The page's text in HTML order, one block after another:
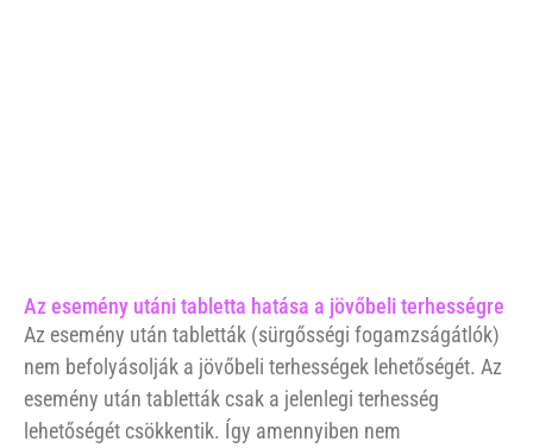
Az esemény utáni tabletta hatása a jövőbeli terhességre
Az esemény után tabletták (sürgősségi fogamzságátlók)
nem befolyásolják a jövőbeli terhességek lehetőségét. Az
esemény után tabletták csak a jelenlegi terhesség
lehetőségét csökkentik. Így amennyiben nem